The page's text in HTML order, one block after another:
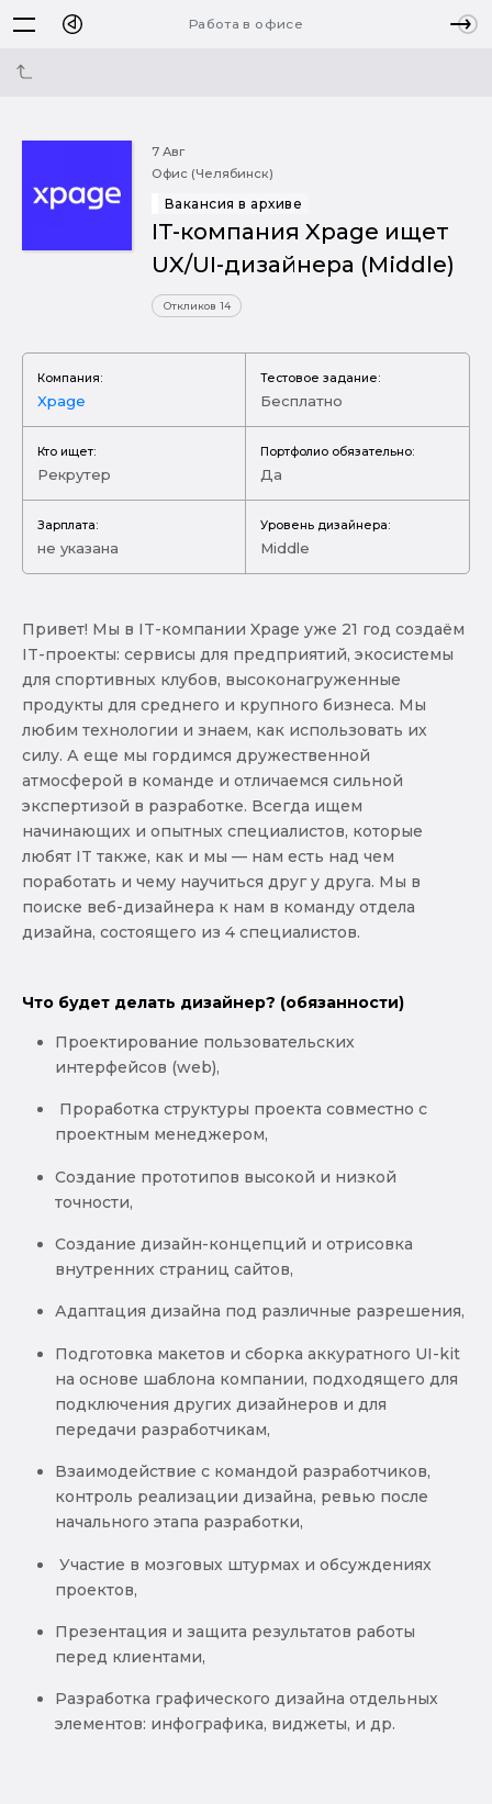
Работа в офисе
7 Авг
Офис (Челябинск)
Вакансия в архиве
IT-компания Xpage ищет
UX/UI-дизайнера (Middle)
Откликов 14
Компания:
Xpage
Тестовое задание:
Бесплатно
Кто ищет:
Рекрутер
Портфолио обязательно:
Да
Зарплата:
не указана
Уровень дизайнера:
Middle
Привет! Мы в IT-компании Xpage уже 21 год создаём
IT-проекты: сервисы для предприятий, экосистемы
для спортивных клубов, высоконагруженные
продукты для среднего и крупного бизнеса. Мы
любим технологии и знаем, как использовать их
силу. А еще мы гордимся дружественной
атмосферой в команде и отличаемся сильной
экспертизой в разработке. Всегда ищем
начинающих и опытных специалистов, которые
любят IT также, как и мы — нам есть над чем
поработать и чему научиться друг у друга. Мы в
поиске веб-дизайнера к нам в команду отдела
дизайна, состоящего из 4 специалистов.
Что будет делать дизайнер? (обязанности)
Проектирование пользовательских
интерфейсов (web),
Проработка структуры проекта совместно с
проектным менеджером,
Создание прототипов высокой и низкой
точности,
Создание дизайн-концепций и отрисовка
внутренних страниц сайтов,
Адаптация дизайна под различные разрешения,
Подготовка макетов и сборка аккуратного UI-kit
на основе шаблона компании, подходящего для
подключения других дизайнеров и для
передачи разработчикам,
Взаимодействие с командой разработчиков,
контроль реализации дизайна, ревью после
начального этапа разработки,
Участие в мозговых штурмах и обсуждениях
проектов,
Презентация и защита результатов работы
перед клиентами,
Разработка графического дизайна отдельных
элементов: инфографика, виджеты, и др.